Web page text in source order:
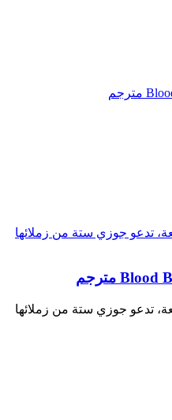
تدعو جوزي ستة من زملائها
تدعو جوزي ستة من زملائها